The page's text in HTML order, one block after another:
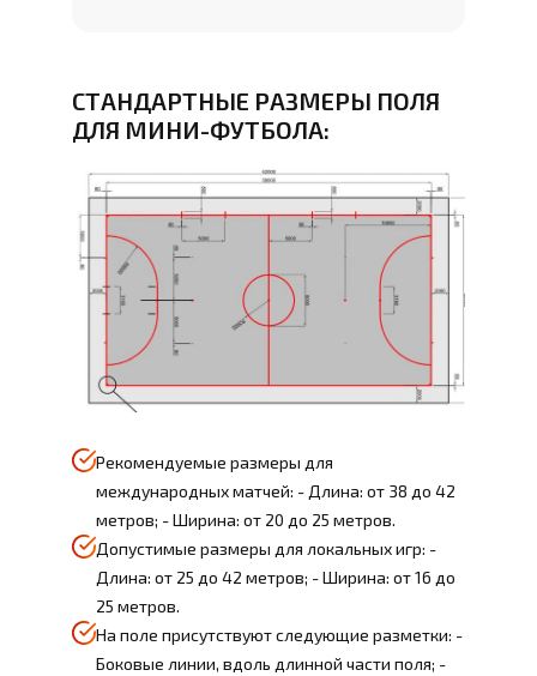
СТАНДАРТНЫЕ РАЗМЕРЫ ПОЛЯ
ДЛЯ МИНИ-ФУТБОЛА:
Рекомендуемые размеры для
международных матчей: - Длина: от 38 до 42
метров; - Ширина: от 20 до 25 метров.
Допустимые размеры для локальных игр: -
Длина: от 25 до 42 метров; - Ширина: от 16 до
25 метров.
На поле присутствуют следующие разметки: -
Боковые линии, вдоль длинной части поля; -